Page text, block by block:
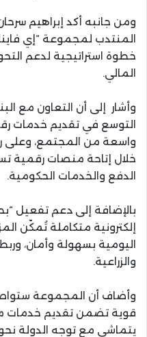
ومن جانبه أكد إبراهيم
المنتدب لمجموعة “إي
خطوة استراتيجية لدعم
المالي.
وأشار إلى أن التعاون مع
التوسع في تقديم خدمات
واسعة من المجتمع، وعلى
خلال إتاحة منصات
الدفع والخدمات الحكومية.
بالإضافة إلى دعم تفعيل
إلكترونية متكاملة تُمكّن
اليومية بسهولة وأمان،
والزراعية.
وأضاف أن المجموعة
قوية تضمن تقديم خدمات
يتماشى مع توجه الدولة